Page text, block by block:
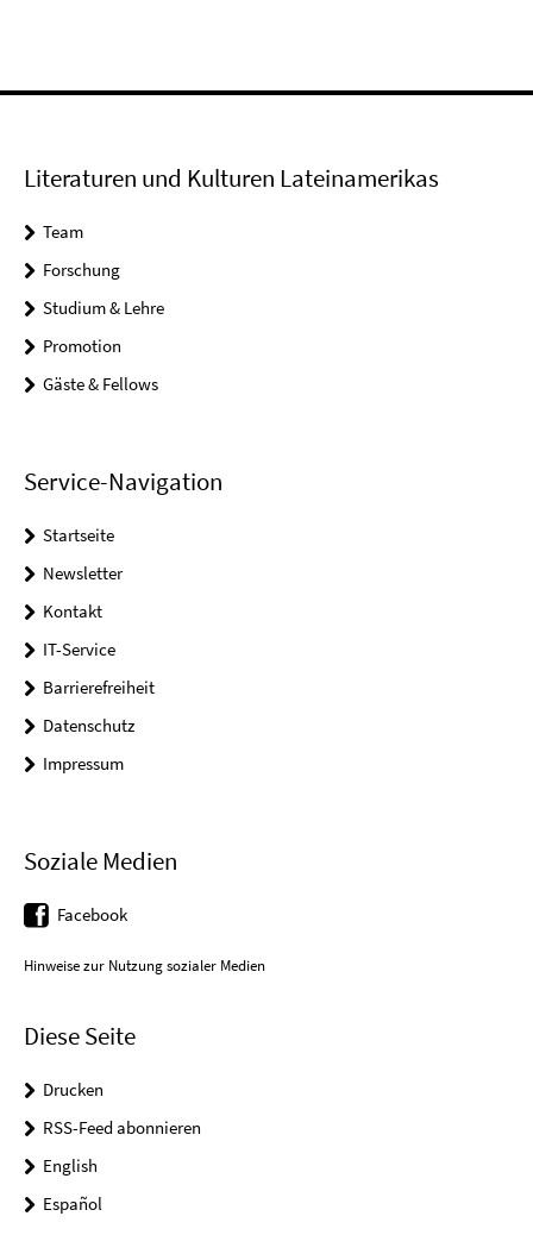
Literaturen und Kulturen Lateinamerikas
Team
Forschung
Studium & Lehre
Promotion
Gäste & Fellows
Service-Navigation
Startseite
Newsletter
Kontakt
IT-Service
Barrierefreiheit
Datenschutz
Impressum
Soziale Medien
Facebook
Hinweise zur Nutzung sozialer Medien
Diese Seite
Drucken
RSS-Feed abonnieren
English
Español